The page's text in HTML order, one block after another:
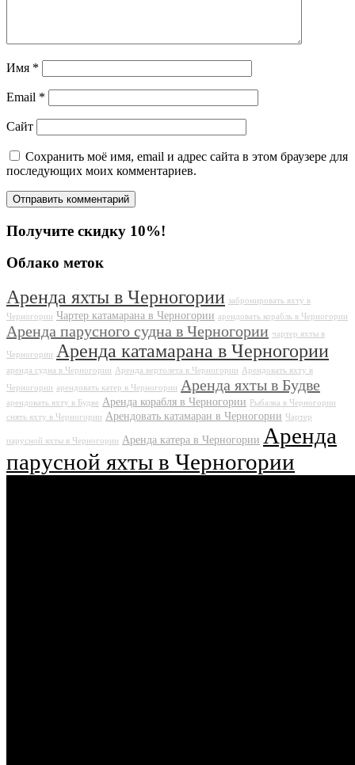
Имя *
Email *
Сайт
Сохранить моё имя, email и адрес сайта в этом браузере для
последующих моих комментариев.
Получите скидку 10%!
Облако меток
Аренда яхты в Черногории забронировать яхту в
Черногории Чартер катамарана в Черногории арендовать корабль в Черногории
Аренда парусного судна в Черногории чартер яхты в
Черногории Аренда катамарана в Черногории
аренда судна в Черногории Аренда вертолета в Черногории Арендовать яхту в
Черногории арендовать катер в Черногории Аренда яхты в Будве
арендовать яхту в Будве Аренда корабля в Черногории
Рыбалка в Черногории
снять яхту в Черногории Арендовать катамаран в Черногории Чартер
парусной яхты в Черногории Аренда катера в Черногории Аренда
парусной яхты в Черногории